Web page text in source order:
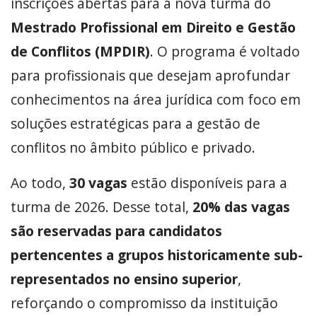
Mestrado Profissional em Direito e Gestão
de Conflitos (MPDIR). O programa é voltado
para profissionais que desejam aprofundar
conhecimentos na área jurídica com foco em
soluções estratégicas para a gestão de
conflitos no âmbito público e privado.
Ao todo, 30 vagas estão disponíveis para a
turma de 2026. Desse total, 20% das vagas
são reservadas para candidatos
pertencentes a grupos historicamente sub-
representados no ensino superior,
reforçando o compromisso da instituição